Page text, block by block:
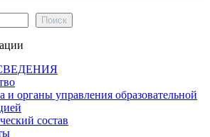
Поиск
и органы управления образовательной
состав